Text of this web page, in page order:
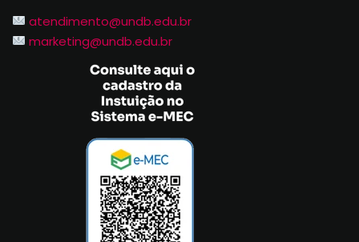
atendimento@undb.edu.br
marketing@undb.edu.br